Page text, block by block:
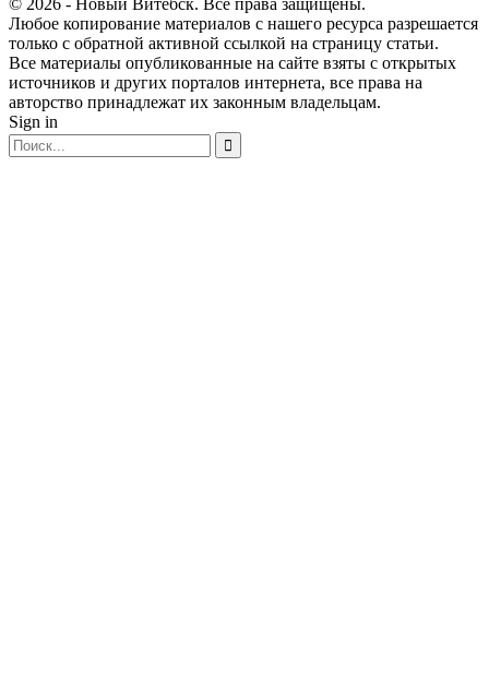
Любое копирование материалов с нашего ресурса разрешается
только с обратной активной ссылкой на страницу статьи.
Все материалы опубликованные на сайте взяты с открытых
источников и других порталов интернета, все права на
авторство принадлежат их законным владельцам.
Sign in